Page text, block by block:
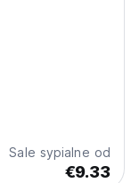
Sale sypialne od
€9.33